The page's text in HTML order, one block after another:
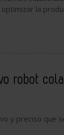
la
robot
y preciso que